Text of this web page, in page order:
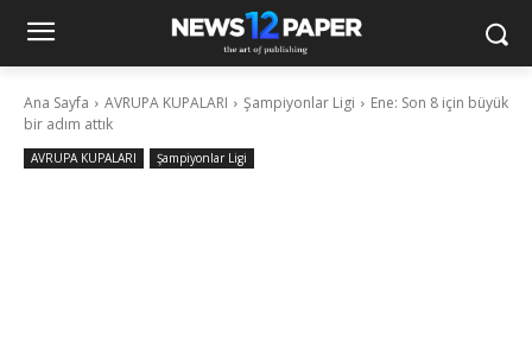
Ana Sayfa AVRUPA KUPALARI Şampiyonlar Ligi
Ene: Son 8 için büyük
bir adım attık
AVRUPA KUPALARI Şampiyonlar Ligi